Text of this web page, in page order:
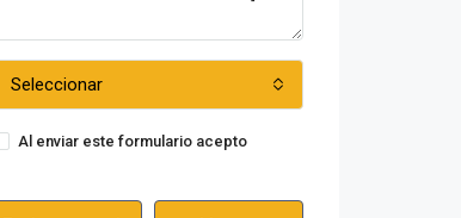
Seleccionar
Al enviar este formulario acepto